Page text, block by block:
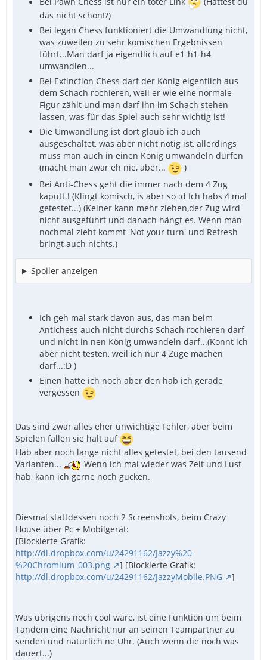
das nicht schon!?)
Bei legan Chess funktioniert die Umwandlung nicht,
was zuweilen zu sehr komischen Ergebnissen
führt...Man darf ja eigendlich auf e1-h1-h4
umwandlen...
Bei Extinction Chess darf der König eigentlich aus
dem Schach rochieren, weil er wie eine normale
Figur zählt und man darf ihn im Schach stehen
lassen, was für das Spiel auch sehr wichtig ist!
Die Umwandlung ist dort glaub ich auch
ausgeschaltet, was aber nicht nötig ist, allerdings
muss man auch in einen König umwandeln dürfen
(macht man zwar eh nie, aber...
)
Bei Anti-Chess geht die immer nach dem 4 Zug
kaputt.! (Klingt komisch, is aber so :d Ich habs 4 mal
getestet...) (Keiner kann mehr ziehen,der Zug wird
nicht ausgeführt und danach hängt es. Wenn man
nochmal zieht kommt 'Not your turn' und Refresh
bringt auch nichts.)
Spoiler anzeigen
Ich geh mal stark davon aus, das man beim
Antichess auch nicht durchs Schach rochieren darf
und nicht in nen König umwandeln darf...(Konnt ich
aber nicht testen, weil ich nur 4 Züge machen
darf...:D )
Einen hatte ich noch aber den hab ich gerade
vergessen
Das sind zwar alles eher unwichtige Fehler, aber beim
Spielen fallen sie halt auf
Hab aber noch lange nicht alles getestet, bei den tausend
Varianten...
Wenn ich mal wieder was Zeit und Lust
hab, kann ich gerne noch gucken.
Diesmal stattdessen noch 2 Screenshots, beim Crazy
House über Pc + Mobilgerät:
[Blockierte Grafik:
http://dl.dropbox.com/u/24291162/Jazzy%20-
%20Chromium_003.png
] [Blockierte Grafik:
http://dl.dropbox.com/u/24291162/JazzyMobile.PNG
]
Was übrigens noch cool wäre, ist eine Funktion um beim
Tandem eine Nachricht nur an seinen Teampartner zu
senden und natürlich ne Uhr. (Auch wenn die noch was
dauert...)